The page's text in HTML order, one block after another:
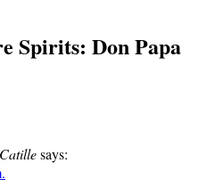
Spirits: Don Papa
says: